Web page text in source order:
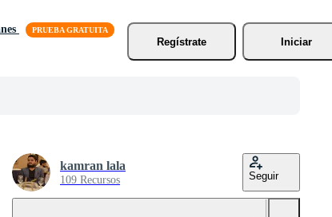
Regístrate
Iniciar
kamran lala
109 Recursos Seguir